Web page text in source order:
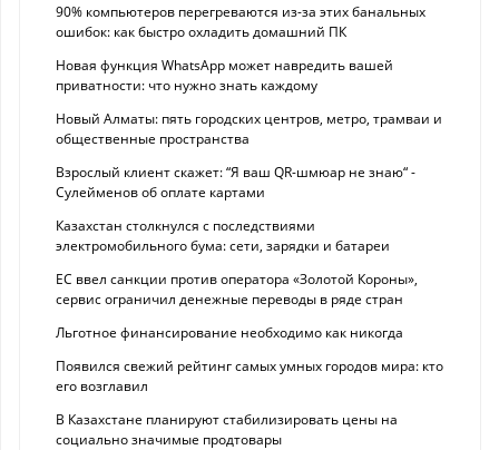
90% компьютеров перегреваются из-за этих банальных
ошибок: как быстро охладить домашний ПК
Новая функция WhatsApp может навредить вашей
приватности: что нужно знать каждому
Новый Алматы: пять городских центров, метро, трамваи и
общественные пространства
Взрослый клиент скажет: “Я ваш QR-шмюар не знаю“ -
Сулейменов об оплате картами
Казахстан столкнулся с последствиями
электромобильного бума: сети, зарядки и батареи
ЕС ввел санкции против оператора «Золотой Короны»,
сервис ограничил денежные переводы в ряде стран
Льготное финансирование необходимо как никогда
Появился свежий рейтинг самых умных городов мира: кто
его возглавил
В Казахстане планируют стабилизировать цены на
социально значимые продтовары